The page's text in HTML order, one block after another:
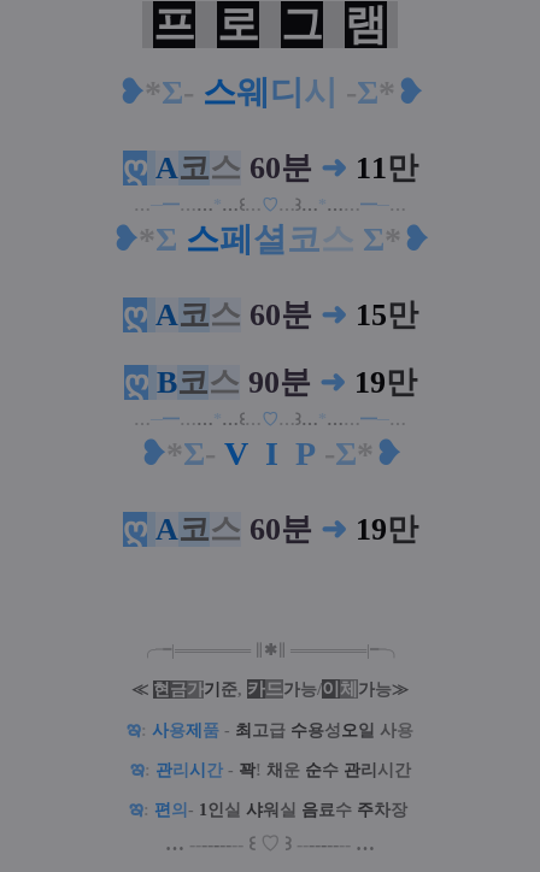
프 로 그 램
❥*Σ- 스웨 디 시 -Σ* ❥
ღ A코스 60분 ➜ 11만
…─━… …*…꒰… ♡ …꒱…*… …━─…
❥*Σ 스페 셜 코스 Σ* ❥
ღ A코스 60분 ➜ 15만
ღ B코스 90분 ➜ 19만
…─━… …*…꒰… ♡ …꒱…*… …━─…
❥*Σ- V I P -Σ* ❥
ღ A코스 60분 ➜ 19만
╭╼|═══════ ✱ ═══════|╾╮
≪ 현 금가기 준, 카드 가능/이 체 가능≫
ఇ: 사용제 품 - 최 고급 수용성오일 사용
ఇ: 관리 시 간 - 꽉! 채 운 순수 관리 시간
ఇ: 편의 - 1인실 샤워 실 음료수 주차장.
… --------- ꒰ ♡ ꒱ --------- …